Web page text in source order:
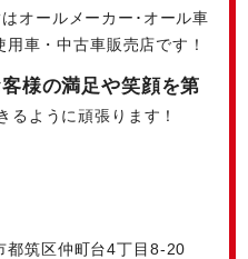
はオールメーカー･オール車
車・中古車販売店です！
様の満足や笑顔を第
るように頑張ります！
筑区仲町台4丁目8-20